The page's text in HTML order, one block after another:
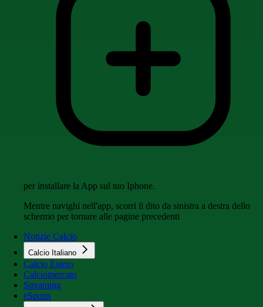
per installare la App sul tuo Iphone.
Mentre navighi nell'app, scorri il dito da sinistra a destra dello
schermo per tornare alle pagine precedenti
Notizie Calcio
Calcio Italiano
Calcio Estero
Calciomercato
Streaming
eSports